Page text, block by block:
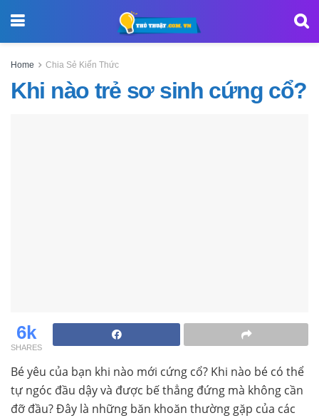
Home Chia Sẻ Kiến Thức
Khi nào trẻ sơ sinh cứng cổ?
6k
SHARES
Bé yêu của bạn khi nào mới cứng cổ? Khi nào bé có thể
tự ngóc đầu dậy và được bế thẳng đứng mà không cần
đỡ đầu? Đây là những băn khoăn thường gặp của các